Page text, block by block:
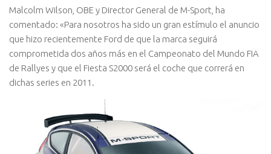
Malcolm Wilson, OBE y Director General de M-Sport, ha
comentado: «Para nosotros ha sido un gran estí­mulo el anuncio
que hizo recientemente Ford de que la marca seguirá
comprometida dos años más en el Campeonato del Mundo FIA
de Rallyes y que el Fiesta S2000 será el coche que correrá en
dichas series en 2011.